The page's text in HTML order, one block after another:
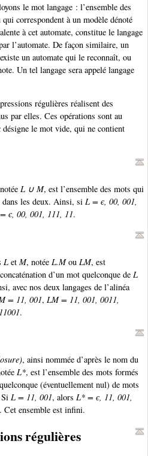
le mot langage : l’ensemble des
correspondent à un modèle dénoté
à cet automate, constitue le langage
l’automate. De façon similaire, un
un automate qui le reconnaît, ou
Un tel langage sera appelé langage
régulières réalisent des
par elles. Ces opérations sont au
le mot vide, qui ne contient
L ∪ M, est l’ensemble des mots qui
les deux. Ainsi, si L = є, 00, 001,
є, 00, 001, 111, 11.
L et M, notée L.Mou LM, est
d’un mot quelconque de L
avec nos deux langages de l’alinéa
= 11, 001, LM = 11, 001, 0011,
.
, ainsi nommée d’après le nom du
L*, est l’ensemble des mots formés
(éventuellement nul) de mots
L = 11, 001, alors L* = є, 11, 001,
. Cet ensemble est infini.
régulières